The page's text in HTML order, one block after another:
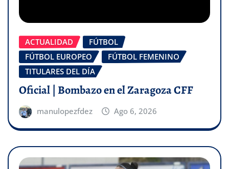
ACTUALIDAD
FÚTBOL
FÚTBOL EUROPEO
FÚTBOL FEMENINO
TITULARES DEL DÍA
Oficial | Bombazo en el Zaragoza CFF
manulopezfdez Ago 6, 2026